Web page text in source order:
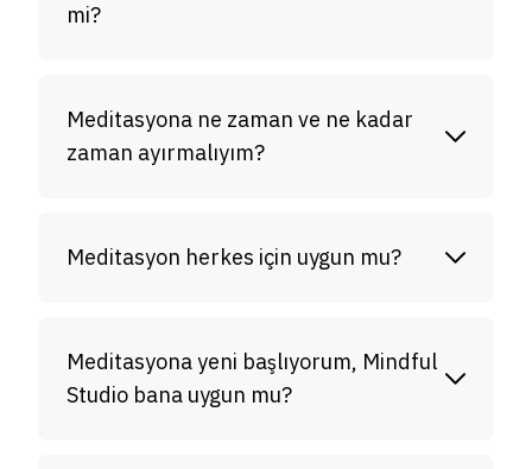
mi?
Meditasyona ne zaman ve ne kadar
zaman ayırmalıyım?
Meditasyon herkes için uygun mu?
Meditasyona yeni başlıyorum, Mindful
Studio bana uygun mu?